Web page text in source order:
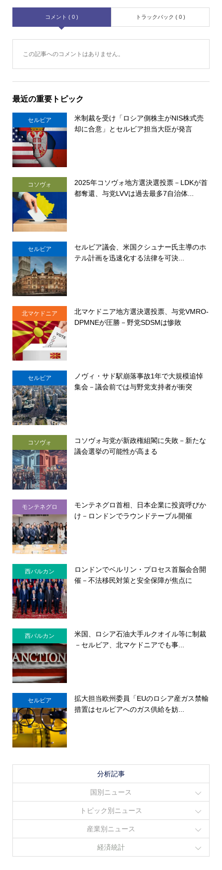
コメント ( 0 ) トラックバック ( 0 )
この記事へのコメントはありません。
最近の重要トピック
セルビア
米制裁を受け「ロシア側株主がNIS株式売
却に合意」とセルビア担当大臣が発言
コソヴォ
2025年コソヴォ地方選決選投票－LDKが首
都奪還、与党LVVは過去最多7自治体...
セルビア
セルビア議会、米国クシュナー氏主導のホ
テル計画を迅速化する法律を可決...
北マケドニア
北マケドニア地方選決選投票、与党VMRO-
DPMNEが圧勝－野党SDSMは惨敗
セルビア
ノヴィ・サド駅崩落事故1年で大規模追悼
集会－議会前では与野党支持者が衝突
コソヴォ
コソヴォ与党が新政権組閣に失敗－新たな
議会選挙の可能性が高まる
モンテネグロ
モンテネグロ首相、日本企業に投資呼びか
け－ロンドンでラウンドテーブル開催
西バルカン
ロンドンでベルリン・プロセス首脳会合開
催－不法移民対策と安全保障が焦点に
西バルカン
米国、ロシア石油大手ルクオイル等に制裁
－セルビア、北マケドニアでも事...
セルビア
拡大担当欧州委員「EUのロシア産ガス禁輸
措置はセルビアへのガス供給を妨...
分析記事
国別ニュース
トピック別ニュース
産業別ニュース
経済統計